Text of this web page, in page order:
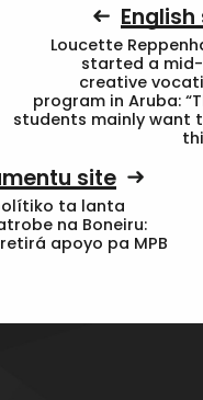
Loucette
started a
creative
program in Aruba:
students mainly want
site
ta lanta
na Boneiru:
apoyo pa MPB